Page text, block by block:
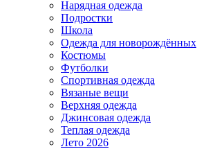
Нарядная одежда
Подростки
Школа
Одежда для новорождённых
Костюмы
Футболки
Спортивная одежда
Вязаные вещи
Верхняя одежда
Джинсовая одежда
Теплая одежда
Лето 2026